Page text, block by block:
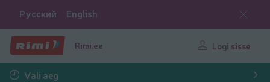
Русский English
Rimi.ee Logi sisse
Vali aeg